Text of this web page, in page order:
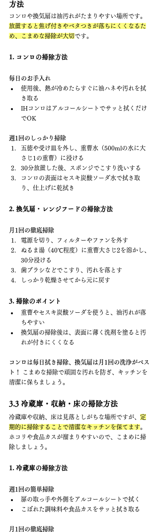
方法
コンロや換気扇は油汚れがたまりやすい場所です。
放置すると焦げ付きやベタつきが落ちにくくなるた
め、こまめな掃除が大切です。
1. コンロの掃除方法
毎日のお手入れ
使用後、熱が冷めたらすぐに油ハネや汚れを拭
き取る
IHコンロはアルコールシートでサッと拭くだけ
でOK
週1回のしっかり掃除
五徳や受け皿を外し、重曹水（500mlの水に大
さじ1の重曹）に浸ける
30分放置した後、スポンジでこすり洗いする
コンロの表面はセスキ炭酸ソーダ水で拭き取
り、仕上げに乾拭き
2. 換気扇・レンジフードの掃除方法
月1回の徹底掃除
電源を切り、フィルターやファンを外す
ぬるま湯（40℃程度）に重曹大さじ2を溶かし、
30分浸ける
歯ブラシなどでこすり、汚れを落とす
しっかり乾燥させてから元に戻す
3. 掃除のポイント
重曹やセスキ炭酸ソーダを使うと、油汚れが落
ちやすい
換気扇の掃除後は、表面に薄く洗剤を塗ると汚
れが付きにくくなる
コンロは毎日拭き掃除、換気扇は月1回の洗浄がベス
ト！
こまめな掃除で頑固な汚れを防ぎ、キッチンを
清潔に保ちましょう。
3.3 冷蔵庫・収納・床の掃除方法
冷蔵庫や収納、床は見落としがちな場所ですが、 定
期的に掃除することで清潔なキッチンを保てます。
ホコリや食品カスが溜まりやすいので、こまめに掃
除しましょう。
1. 冷蔵庫の掃除方法
週1回の簡単掃除
扉の取っ手や外側をアルコールシートで拭く
こぼれた調味料や食品カスをサッと拭き取る
月1回の徹底掃除